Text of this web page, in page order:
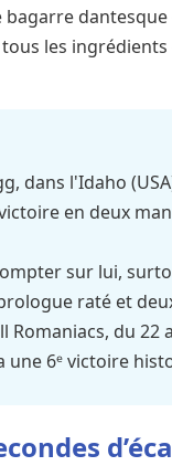
les
dans l'Idaho
en deux
sur lui,
raté et
Romaniacs, du
une 6ᵉ victoire